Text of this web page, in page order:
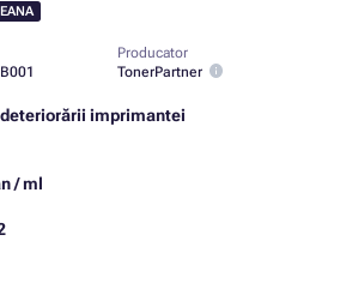
Producator
TonerPartner
imprimantei
/ ml